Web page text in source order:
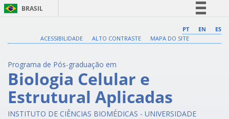
BRASIL
Comunica BR
Legislação
Canais
PT EN
ES
ACESSIBILIDADE
ALTO CONTRASTE MAPA DO SITE
Programa de Pós-graduação em
Biologia Celular e
Estrutural Aplicadas
INSTITUTO DE CIÊNCIAS BIOMÉDICAS - UNIVERSIDADE